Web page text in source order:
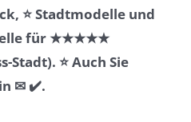
⭐ Stadtmodelle und
für ★★★★★
Stadt). ⭐ Auch Sie
✉ ✔️.